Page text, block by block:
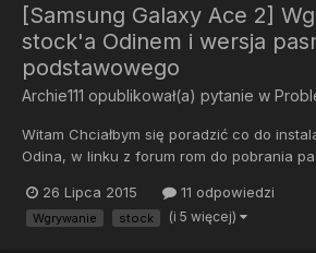
[Samsung Galaxy Ace 2]
stock'a Odinem i wersja
podstawowego
Archie111 opublikował(a) pytanie w
Witam Chciałbym się poradzić co do
Odina, w linku z forum rom do pobrania
wgrać to nie będzie to błąd. Oprócz tego
wyjaśnienie mi sprawy sterowników
26 Lipca 2015 11 odpowiedzi
Wgrywanie stock (i 5 więcej)